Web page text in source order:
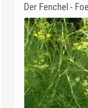
Der Fenchel -